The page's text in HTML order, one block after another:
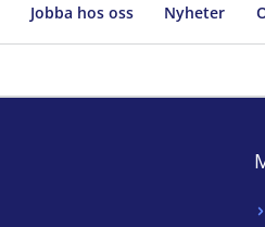
Jobba hos oss Nyheter